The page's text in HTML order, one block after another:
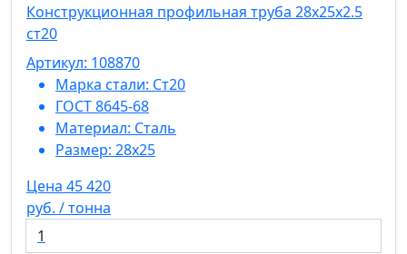
Конструкционная профильная труба 28х25х2.5
ст20
Артикул: 108870
Марка стали: Ст20
ГОСТ 8645-68
Материал: Сталь
Размер: 28х25
Цена 45 420
руб. / тонна